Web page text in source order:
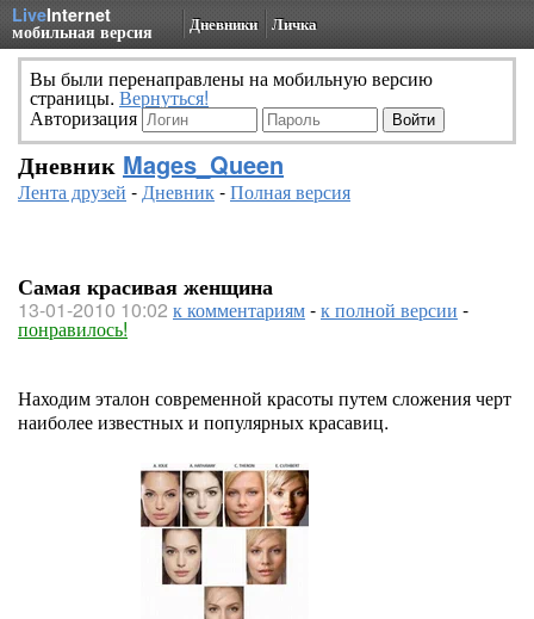
LiveInternet
мобильная версия Дневники Личка
Вы были перенаправлены на мобильную версию
страницы. Вернуться!
Авторизация
Дневник Mages_Queen
Лента друзей -Дневник-Полная версия
Самая красивая женщина
13-01-2010 10:02 к комментариям-к полной версии -
понравилось!
Находим эталон современной красоты путем сложения черт
наиболее известных и популярных красавиц.